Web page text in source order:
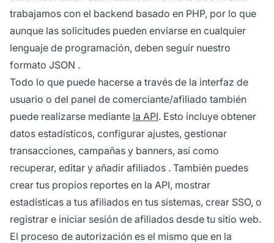
trabajamos con el backend basado en PHP, por lo que
aunque las solicitudes pueden enviarse en cualquier
lenguaje de programación, deben seguir nuestro
formato JSON .
Todo lo que puede hacerse a través de la interfaz de
usuario o del panel de comerciante/afiliado también
puede realizarse mediante la API. Esto incluye obtener
datos estadísticos, configurar ajustes, gestionar
transacciones, campañas y banners, así como
recuperar, editar y añadir afiliados . También puedes
crear tus propios reportes en la API, mostrar
estadísticas a tus afiliados en tus sistemas, crear SSO, o
registrar e iniciar sesión de afiliados desde tu sitio web.
El proceso de autorización es el mismo que en la